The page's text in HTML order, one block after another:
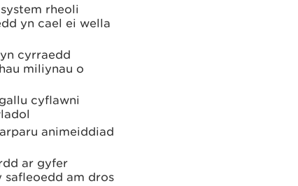
rheoli
yn cael ei wella
cyrraedd
miliynau o
cyflawni
animeiddiad
ar gyfer
am dros